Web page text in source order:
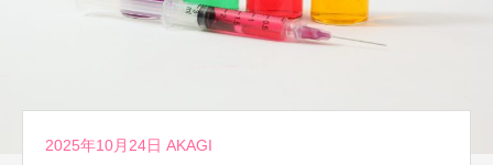
2025年10月24日 AKAGI